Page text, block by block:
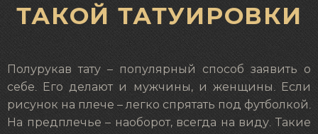
ТАКОЙ ТАТУИРОВКИ
Полурукав тату – популярный способ заявить о
себе. Его делают и мужчины, и женщины. Если
рисунок на плече – легко спрятать под футболкой.
На предплечье – наоборот, всегда на виду. Такие